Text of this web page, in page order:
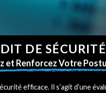
DE SÉCURITÉ
et Renforcez Votre
efficace. Il s’agit d’une